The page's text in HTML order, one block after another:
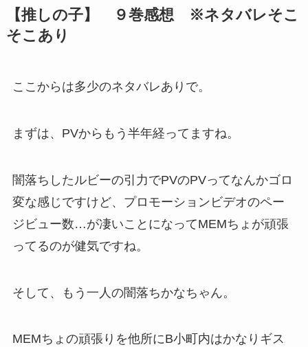
【推しの子】 ９巻感想 ※ネタバレそこ
そこあり
ここからは多少のネタバレありで。
まずは、PVからもう半年経ってますね。
闇落ちしたルビーの引力でPVのPVってなんかゴロ
変な感じですけど、プロモーションビデオのペー
ジビュー数…が凄いことになってMEMちょが頑張
ってるのが健気ですね。
そして、もう一人の闇落ちかなちゃん。
MEMちょの頑張りを他所にB小町内はかなりギス